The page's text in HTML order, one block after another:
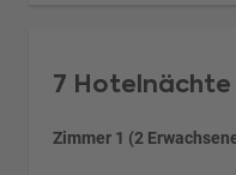
7 Hotelnächte
Zimmer 1 (2